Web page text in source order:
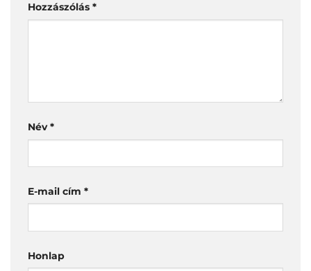
Hozzászólás *
Név*
E-mail cím *
Honlap